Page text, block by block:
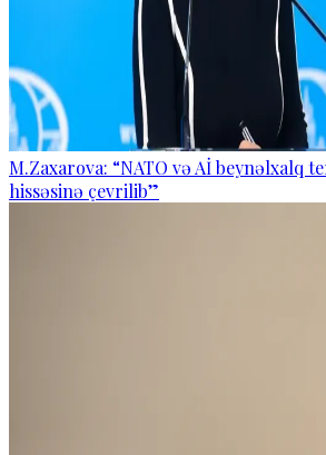
M.Zaxarova: “NATO və Aİ beynəlxalq
hissəsinə çevrilib”